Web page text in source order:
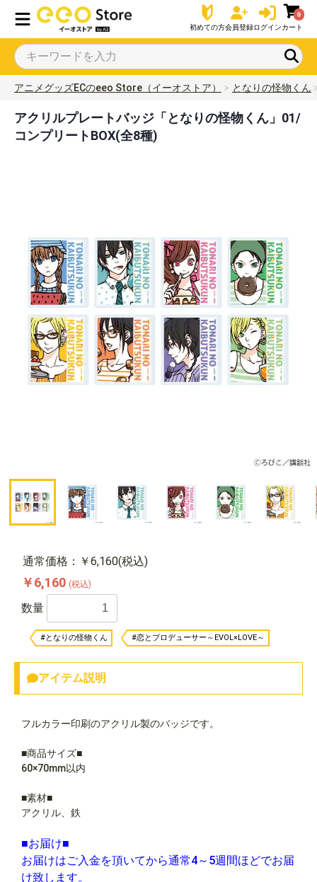
初めての方会員登録ログイン
0
カート
アニメグッズECのeeo Store（イーオストア） となりの怪物くん
アクリルプレートバッジ「となりの怪物くん」01/
コンプリートBOX(全8種)
通常価格：￥6,160(税込)
￥6,160 (税込)
数量
#となりの怪物くん #恋とプロデューサー～EVOL×LOVE～
アイテム説明
フルカラー印刷のアクリル製のバッジです。
■商品サイズ■
60×70mm以内
■素材■
アクリル、鉄
■お届け■
お届けはご入金を頂いてから通常4～5週間ほどでお届
け致します。